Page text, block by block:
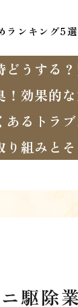
ランキング5
うする
！効果的
あるトラ
り組みと
駆除